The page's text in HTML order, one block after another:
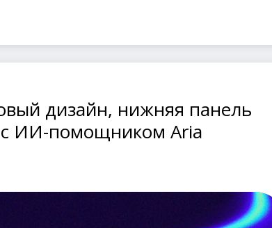
дизайн, нижняя панель
с ИИ-помощником Aria